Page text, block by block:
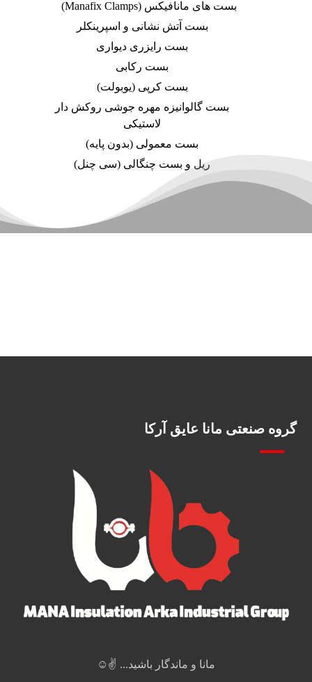
بست های مانافیکس (Manafix Clamps)
بست آتش نشانی و اسپرینکلر
بست رایزری دیواری
بست رکابی
بست کرپی (یوبولت)
بست گالوانیزه مهره جوشی روکش دار
لاستیکی
بست معمولی (بدون پایه)
ریل و بست چنگالی (سی چنل)
گروه صنعتی مانا عایق آرکا
مانا و ماندگار باشید... ✌️☺️